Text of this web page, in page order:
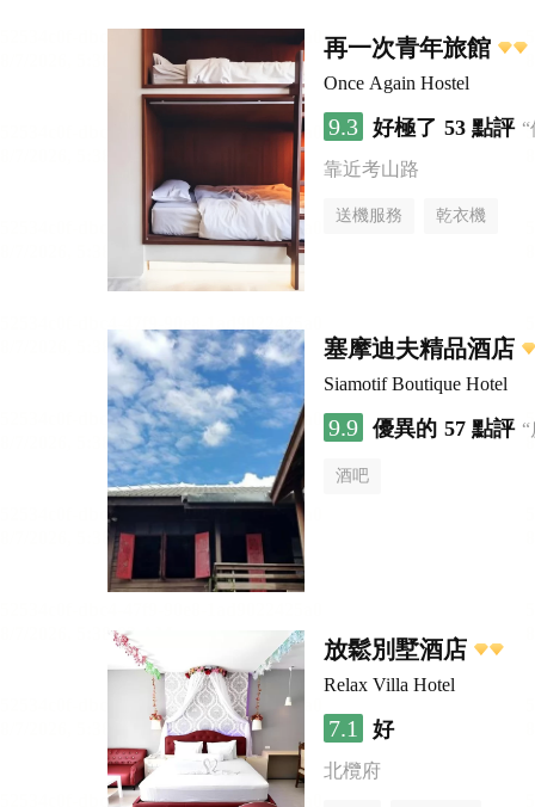
再一次青年旅館
Once Again Hostel
9.3 好極了 53 點評
靠近考山路
送機服務 乾衣機
塞摩迪夫精品酒店
Siamotif Boutique Hotel
9.9 優異的 57 點評
酒吧
放鬆別墅酒店
Relax Villa Hotel
7.1 好
北欖府